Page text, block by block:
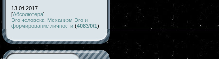
13.04.2017
[Абсолютера]
Эго человека. Механизм Эго и
формирование личности (4083/0/1)